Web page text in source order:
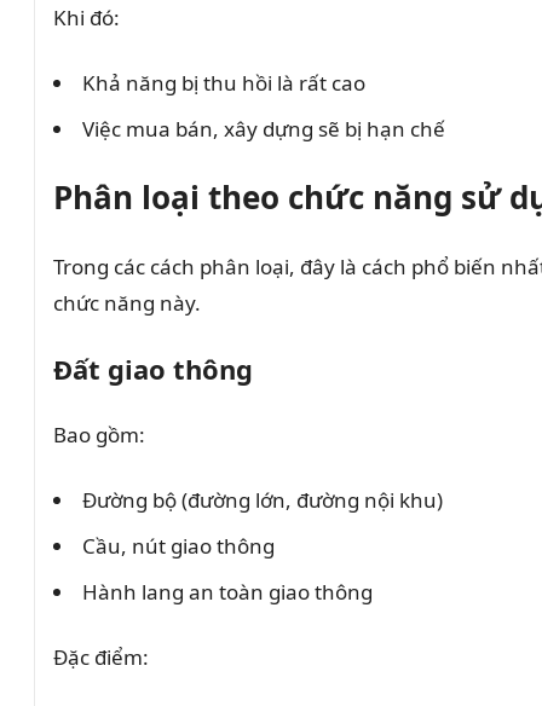
Khi đó:
Khả năng bị thu hồi là rất cao
Việc mua bán, xây dựng sẽ bị hạn chế
Phân loại theo chức năng sử
Trong các cách phân loại, đây là cách phổ biến
chức năng này.
Đất giao thông
Bao gồm:
Đường bộ (đường lớn, đường nội khu)
Cầu, nút giao thông
Hành lang an toàn giao thông
Đặc điểm: